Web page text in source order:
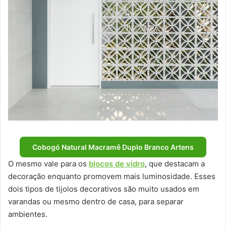
Cobogó Natural Macramê Duplo Branco Artens
O mesmo vale para os blocos de vidro, que destacam a
decoração enquanto promovem mais luminosidade. Esses
dois tipos de tijolos decorativos são muito usados em
varandas ou mesmo dentro de casa, para separar
ambientes.